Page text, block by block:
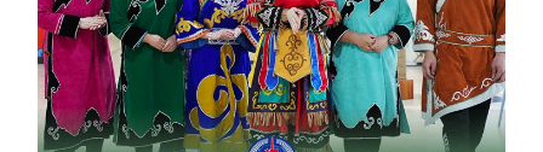
北京 天津 河北 山西
辽宁 吉林 上海 江苏
浙江 安徽 福建 江西